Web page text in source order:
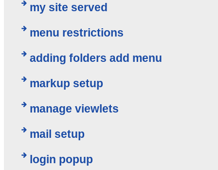
my site served
menu restrictions
adding folders add menu
markup setup
manage viewlets
mail setup
login popup